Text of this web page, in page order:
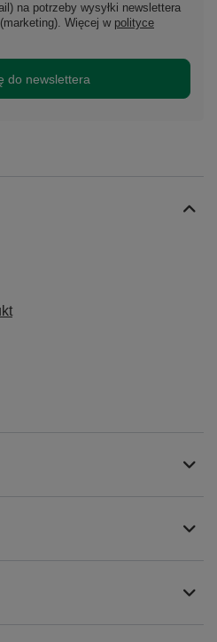
na potrzeby wysyłki newslettera
Więcej w polityce
do newslettera